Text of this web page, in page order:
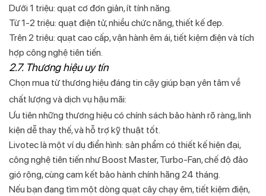
Dưới 1 triệu: quạt cơ đơn giản, ít tính năng.
Từ 1-2 triệu: quạt điện tử, nhiều chức năng, thiết kế đẹp.
Trên 2 triệu: quạt cao cấp, vận hành êm ái, tiết kiệm điện và tích
hợp công nghệ tiên tiến.
2.7. Thương hiệu uy tín
Chọn mua từ thương hiệu đáng tin cậy giúp bạn yên tâm về
chất lượng và dịch vụ hậu mãi:
Ưu tiên những thương hiệu có chính sách bảo hành rõ ràng, linh
kiện dễ thay thế, và hỗ trợ kỹ thuật tốt.
Livotec là một ví dụ điển hình: sản phẩm có thiết kế hiện đại,
công nghệ tiên tiến như Boost Master, Turbo-Fan, chế độ đảo
gió rộng, cùng cam kết bảo hành chính hãng 24 tháng.
Nếu bạn đang tìm một dòng quạt cây chạy êm, tiết kiệm điện,